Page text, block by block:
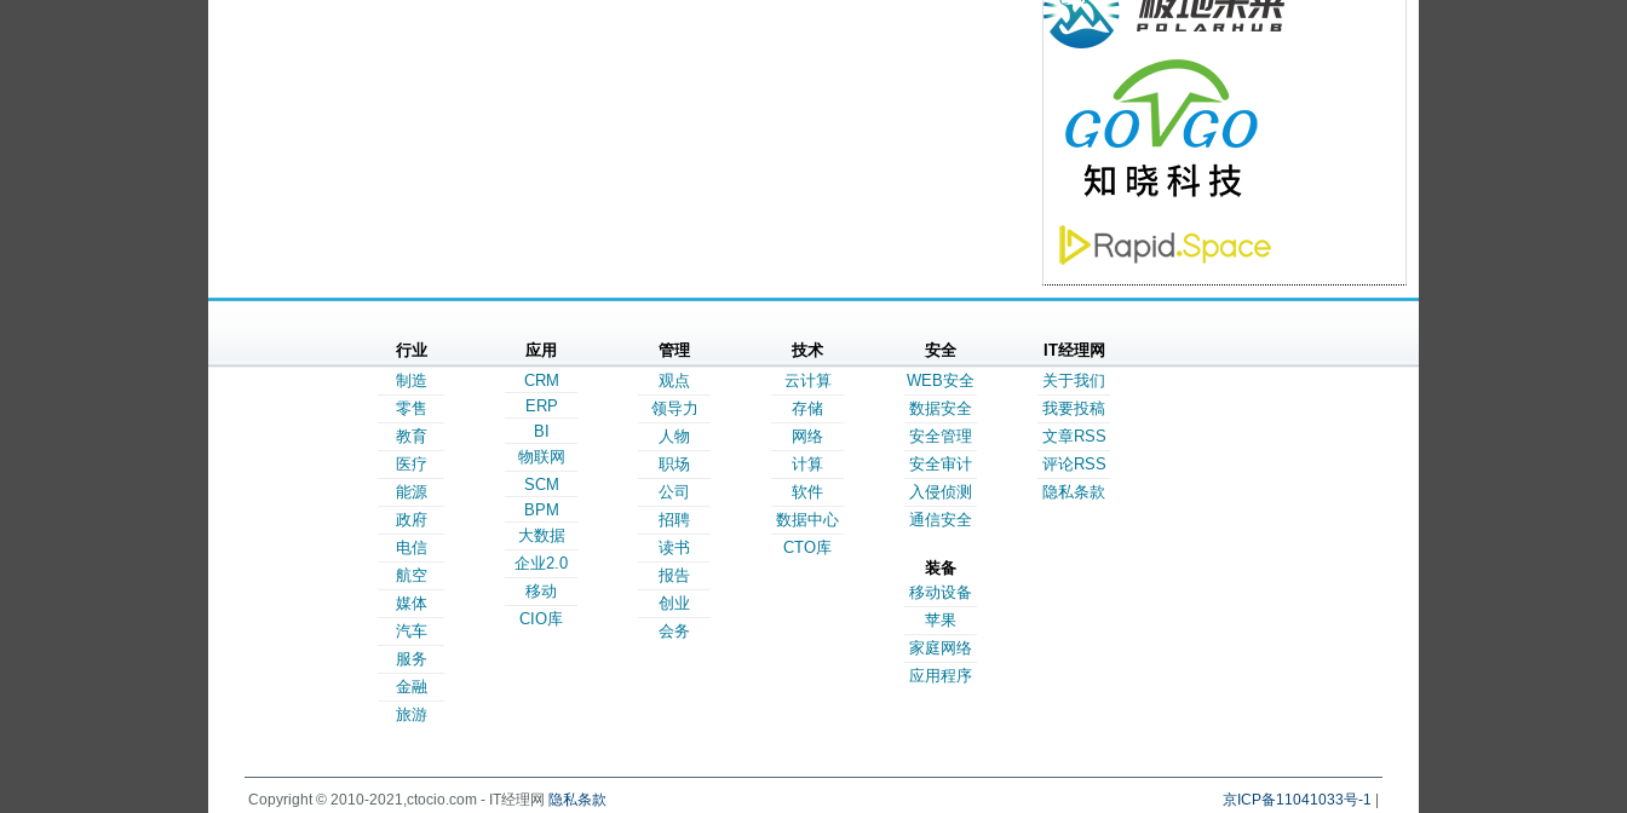
行业
制造
零售
教育
医疗
能源
政府
电信
航空
媒体
汽车
服务
金融
旅游
应用
CRM
ERP
BI
物联网
SCM
BPM
大数据
企业2.0
移动
CIO库
管理
观点
领导力
人物
职场
公司
招聘
读书
报告
创业
会务
技术
云计算
存储
网络
计算
软件
数据中心
CTO库
安全
WEB安全
数据安全
安全管理
安全审计
入侵侦测
通信安全
装备
移动设备
苹果
家庭网络
应用程序
IT经理网
关于我们
我要投稿
文章RSS
评论RSS
隐私条款
Copyright © 2010-2021,ctocio.com - IT经理网 隐私条款 京ICP备11041033号-1